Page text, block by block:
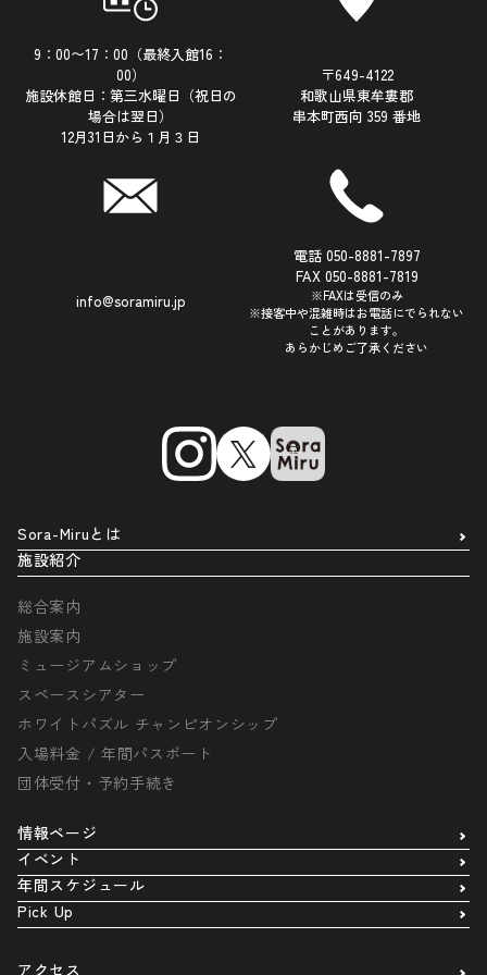
9：00〜17：00（最終入館16：
00）
施設休館日：第三水曜日（祝日の
場合は翌日）
12月31日から１月３日
〒649-4122
和歌山県東牟婁郡
串本町西向 359 番地
info@soramiru.jp
電話 050-8881-7897
FAX 050-8881-7819
※FAXは受信のみ
※接客中や混雑時はお電話にでられない
ことがあります。
あらかじめご了承ください
Sora-Miruとは
施設紹介
総合案内
施設案内
ミュージアムショップ
スペースシアター
ホワイトパズル チャンピオンシップ
入場料金 / 年間パスポート
団体受付・予約手続き
情報ページ
イベント
年間スケジュール
Pick Up
アクセス